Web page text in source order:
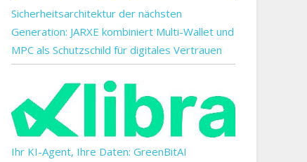
Sicherheitsarchitektur der nächsten
Generation: JARXE kombiniert Multi-Wallet und
MPC als Schutzschild für digitales Vertrauen
Ihr KI-Agent, Ihre Daten: GreenBitAI